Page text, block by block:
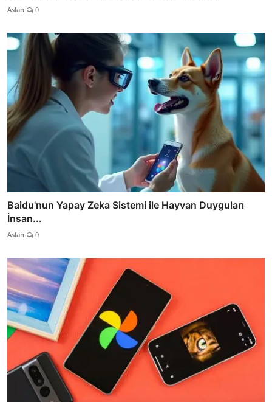
Aslan 0
Baidu'nun Yapay Zeka Sistemi ile Hayvan Duyguları
İnsan...
Aslan 0